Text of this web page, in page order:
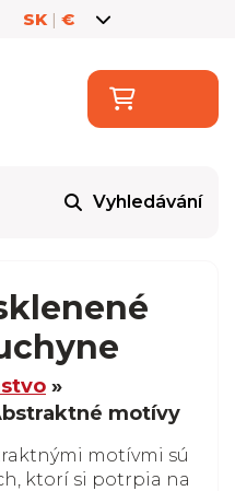
SK | €
Vyhledávání
motívy
motívmi sú
ktorí si potrpia na